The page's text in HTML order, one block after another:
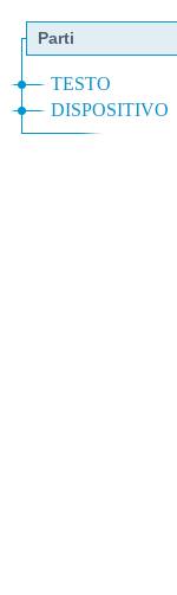
Parti
TESTO
DISPOSITIVO